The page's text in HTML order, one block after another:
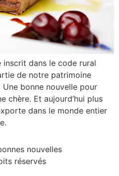
dans le code rural
de notre patrimoine
bonne nouvelle pour
chère. Et aujourd’hui plus
dans le monde entier
nouvelles
réservés